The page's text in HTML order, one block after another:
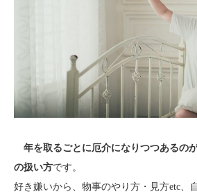
年を取るごとに厄介になりつつあるの
の扱い方です。
好き嫌いから、物事のやり方・見方etc、